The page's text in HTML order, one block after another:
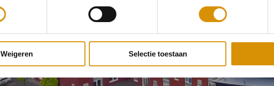
Weigeren Selectie toestaan